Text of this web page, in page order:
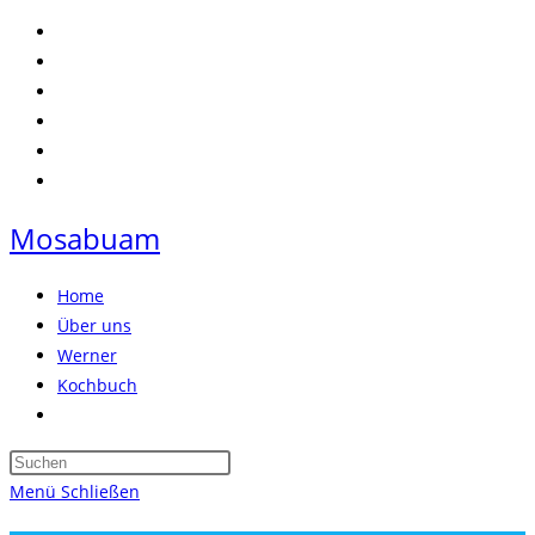
Zum
Inhalt
springen
Mosabuam
Home
Über uns
Werner
Kochbuch
umschalten
Press
Menü Schließen